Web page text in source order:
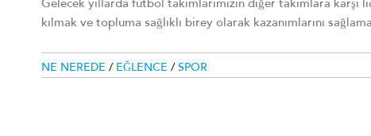
Gelecek yıllarda futbol takımlarımızın diğer takımlara
kılmak ve topluma sağlıklı birey olarak kazanımlarını
NE NEREDE / EĞLENCE / SPOR